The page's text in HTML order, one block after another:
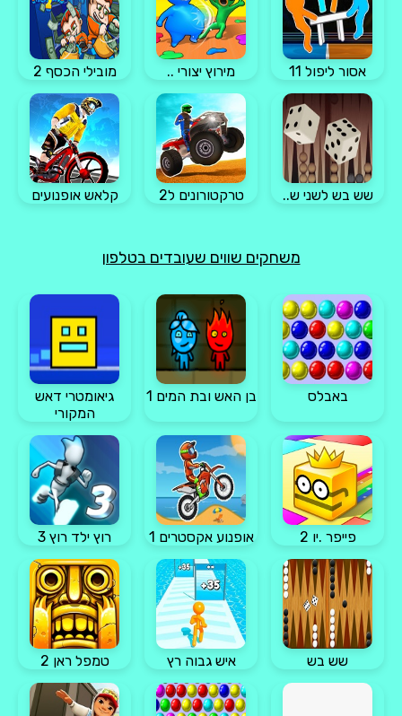
אסור ליפול 11 מירוץ יצורי .. מובילי הכסף 2
שש בש לשני ש.. טרקטורונים ל2 קלאש אופנועים
משחקים שווים שעובדים בטלפון
באבלס בן האש ובת המים 1
גיאומטרי דאש
המקורי
פייפר .יו 2 אופנוע אקסטרים 1 רוץ ילד רוץ 3
שש בש איש גבוה רץ טמפל ראן 2